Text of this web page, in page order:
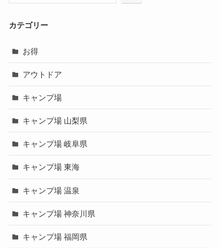
カテゴリー
お得
アウトドア
キャンプ場
キャンプ場 山梨県
キャンプ場 岐阜県
キャンプ場 東海
キャンプ場 温泉
キャンプ場 神奈川県
キャンプ場 福岡県